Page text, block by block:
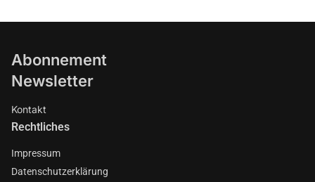
Abonnement
Newsletter
Kontakt
Rechtliches
Impressum
Datenschutzerklärung